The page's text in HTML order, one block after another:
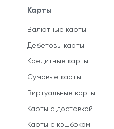
Карты
Валютные карты
Дебетовы карты
Кредитные карты
Сумовые карты
Виртуальные карты
Карты с доставкой
Карты с кэшбэком